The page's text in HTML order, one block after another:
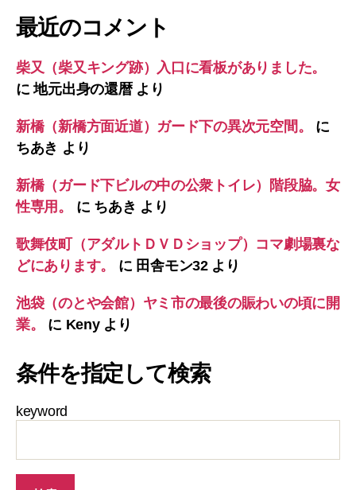
最近のコメント
柴又（柴又キング跡）入口に看板がありました。
に地元出身の還暦より
新橋（新橋方面近道）ガード下の異次元空間。
に
ちあき より
新橋（ガード下ビルの中の公衆トイレ）階段脇。女
性専用。
に ちあき より
歌舞伎町（アダルトＤＶＤショップ）コマ劇場裏な
どにあります。
に 田舎モン32より
池袋（のとや会館）ヤミ市の最後の賑わいの頃に開
業。
に Kenyより
条件を指定して検索
keyword